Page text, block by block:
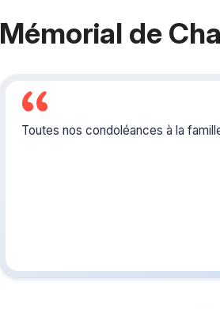
Mémorial de
Toutes nos condoléances à la